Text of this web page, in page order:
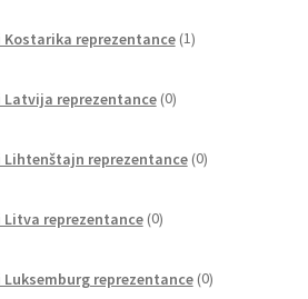
Kostarika reprezentance 1izdelek
Latvija reprezentance 0izdelkov
Lihtenštajn reprezentance 0izdelkov
Litva reprezentance 0izdelkov
Luksemburg reprezentance 0izdelkov